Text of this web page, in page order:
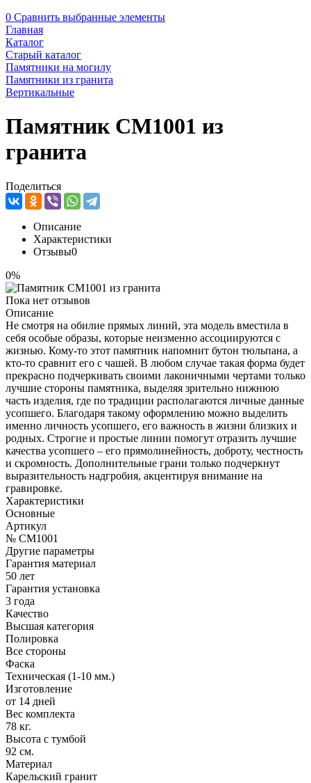
0 Сравнить выбранные элементы
Главная
Каталог
Старый каталог
Памятники на могилу
Памятники из гранита
Вертикальные
Памятник CM1001 из
гранита
Поделиться
Описание
Характеристики
Отзывы0
0%
Пока нет отзывов
Описание
Не смотря на обилие прямых линий, эта модель вместила в
себя особые образы, которые неизменно ассоциируются с
жизнью. Кому-то этот памятник напомнит бутон тюльпана, а
кто-то сравнит его с чашей. В любом случае такая форма будет
прекрасно подчеркивать своими лаконичными чертами только
лучшие стороны памятника, выделяя зрительно нижнюю
часть изделия, где по традиции располагаются личные данные
усопшего. Благодаря такому оформлению можно выделить
именно личность усопшего, его важность в жизни близких и
родных. Строгие и простые линии помогут отразить лучшие
качества усопшего – его прямолинейность, доброту, честность
и скромность. Дополнительные грани только подчеркнут
выразительность надгробия, акцентируя внимание на
гравировке.
Характеристики
Основные
Артикул
№ CM1001
Другие параметры
Гарантия материал
50 лет
Гарантия установка
3 года
Качество
Высшая категория
Полировка
Все стороны
Фаска
Техническая (1-10 мм.)
Изготовление
от 14 дней
Вес комплекта
78 кг.
Высота с тумбой
92 см.
Материал
Карельский гранит